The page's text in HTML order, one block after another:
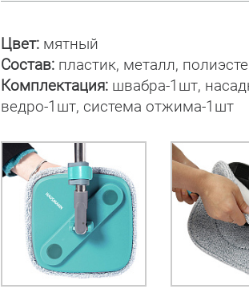
Цвет: мятный
Состав: пластик, металл,
Комплектация: швабра-1шт,
ведро-1шт, система отжима-1шт